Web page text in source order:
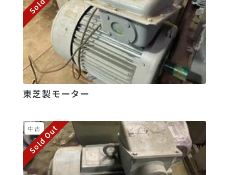
東芝製モーター
中古
Sold Out